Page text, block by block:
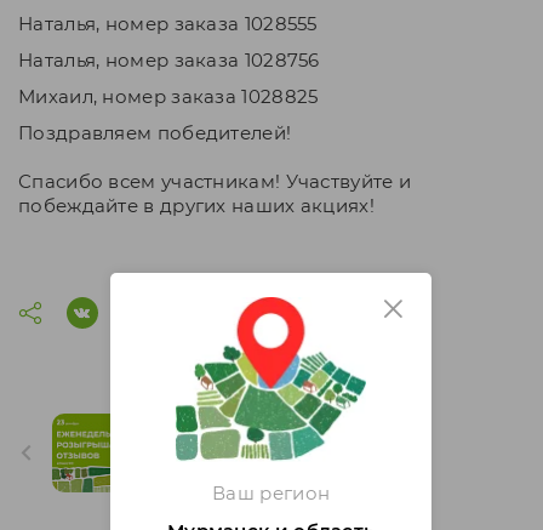
Ваш регион
Наталья, номер заказа 1028555
Наталья, номер заказа 1028756
Михаил, номер заказа 1028825
Поздравляем победителей!
Спасибо всем участникам! Участвуйте и
побеждайте в других наших акциях!
Еженедельные Итоги
розыгрыша "Марафон